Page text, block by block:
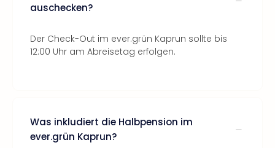
auschecken?
Der Check-Out im ever.grün Kaprun sollte bis
12:00 Uhr am Abreisetag erfolgen.
Was inkludiert die Halbpension im
ever.grün Kaprun?